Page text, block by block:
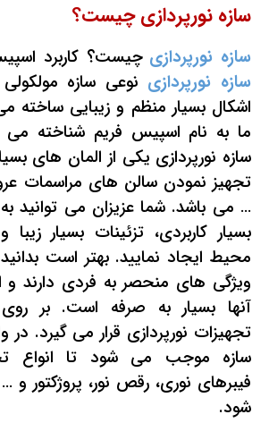
سازه نورپردازی چیست؟
سازه نورپردازی چیست؟ کاربرد
سازه نورپردازی نوعی سازه
اشکال بسیار منظم و زیبایی ساخته
ما به نام اسپیس فریم شناخته
سازه نورپردازی یکی از المان های
تجهیز نمودن سالن های مراسمات
… می باشد. شما عزیزان می توانید
بسیار کاربردی، تزئینات بسیار
محیط ایجاد نمایید. بهتر است
ویژگی های منحصر به فردی دارند و
آنها بسیار به صرفه است. بر
تجهیزات نورپردازی قرار می گیرد. در
سازه موجب می شود تا انواع
فیبرهای نوری، رقص نور، پروژکتور
شود.